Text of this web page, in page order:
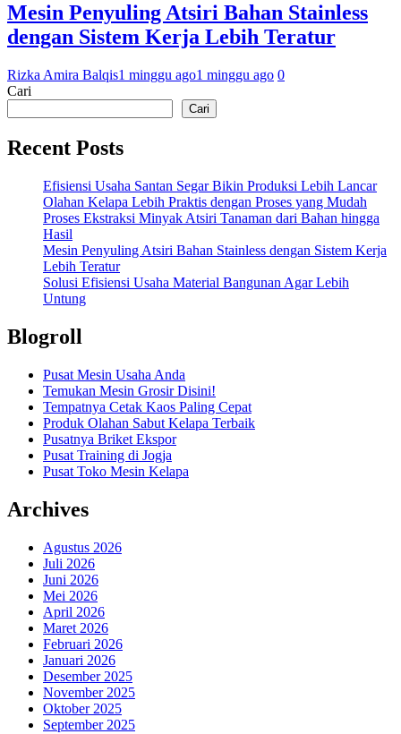
Mesin Penyuling Atsiri Bahan Stainless
dengan Sistem Kerja Lebih Teratur
Rizka Amira Balqis1 minggu ago1 minggu ago 0
Cari
Cari
Recent Posts
Efisiensi Usaha Santan Segar Bikin Produksi Lebih Lancar
Olahan Kelapa Lebih Praktis dengan Proses yang Mudah
Proses Ekstraksi Minyak Atsiri Tanaman dari Bahan hingga
Hasil
Mesin Penyuling Atsiri Bahan Stainless dengan Sistem Kerja
Lebih Teratur
Solusi Efisiensi Usaha Material Bangunan Agar Lebih
Untung
Blogroll
Pusat Mesin Usaha Anda
Temukan Mesin Grosir Disini!
Tempatnya Cetak Kaos Paling Cepat
Produk Olahan Sabut Kelapa Terbaik
Pusatnya Briket Ekspor
Pusat Training di Jogja
Pusat Toko Mesin Kelapa
Archives
Agustus 2026
Juli 2026
Juni 2026
Mei 2026
April 2026
Maret 2026
Februari 2026
Januari 2026
Desember 2025
November 2025
Oktober 2025
September 2025